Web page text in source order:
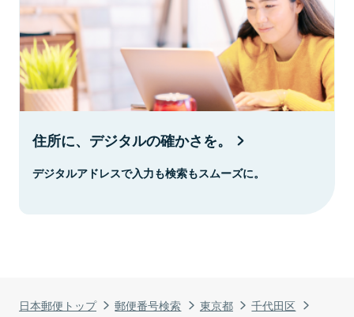
日本郵便トップ 郵便番号検索 東京都
千代田区
住所に、デジタルの確かさを。
デジタルアドレスで入力も検索もスムーズに。